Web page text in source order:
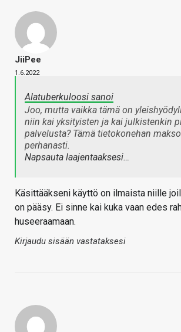
JiiPee
1.6.2022
Alatuberkuloosi sanoi
Joo, mutta vaikka tämä on
niin kai yksityisten ja kai julkistenkin
palvelusta? Tämä tietokonehan
perhanasti.
Napsauta laajentaaksesi…
Käsittääkseni käyttö on ilmaista niille
on pääsy. Ei sinne kai kuka vaan edes
huseeraamaan.
Kirjaudu sisään vastataksesi